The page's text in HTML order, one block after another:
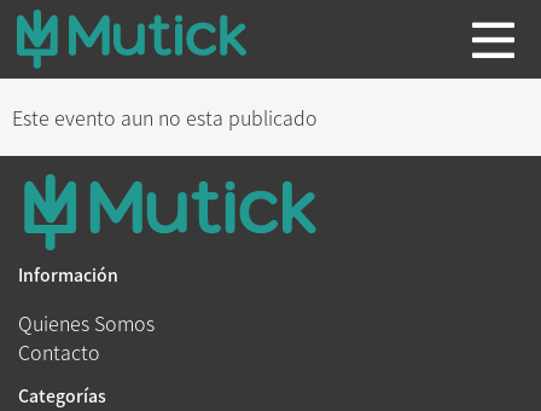
Este evento aun no esta publicado
Información
Quienes Somos
Contacto
Categorías